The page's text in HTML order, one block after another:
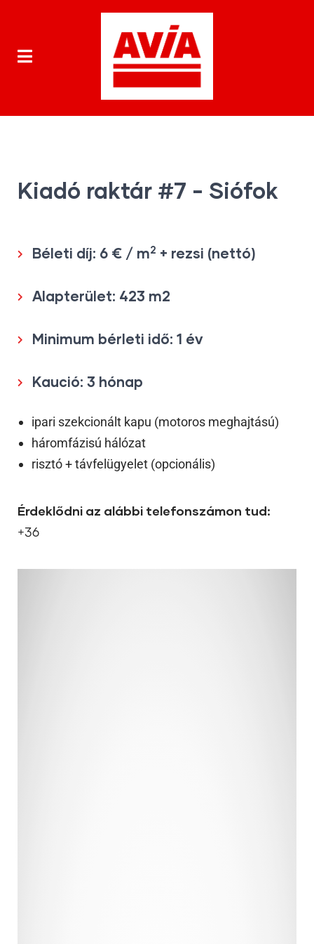
Kiadó raktár #7 - Siófok
Béleti díj: 6 € / m2 + rezsi (nettó)
Alapterület: 423 m2
Minimum bérleti idő: 1 év
Kaució: 3 hónap
ipari szekcionált kapu (motoros meghajtású)
háromfázisú hálózat
risztó + távfelügyelet (opcionális)
Érdeklődni az alábbi telefonszámon tud:
+36